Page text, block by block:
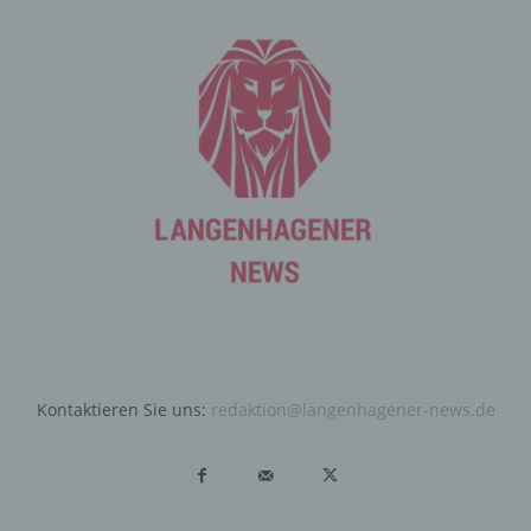
Kontaktieren Sie uns: redaktion@langenhagener-news.de
Benutzers optimiert werden. Cookies ermöglichen uns,
wie bereits erwähnt, die Benutzer unserer Internetseite
wiederzuerkennen. Zweck dieser Wiedererkennung ist
es, den Nutzern die Verwendung unserer Internetseite
zu erleichtern. Der Benutzer einer Internetseite, die
Cookies verwendet, muss beispielsweise nicht bei jedem
Besuch der Internetseite erneut seine Zugangsdaten
eingeben, weil dies von der Internetseite und dem auf
übernommen wird. Ein weiteres Beispiel ist das Cookie
durch unsere Internetseite jederzeit mittels einer
Internetbrowsers verhindern und damit der Setzung von